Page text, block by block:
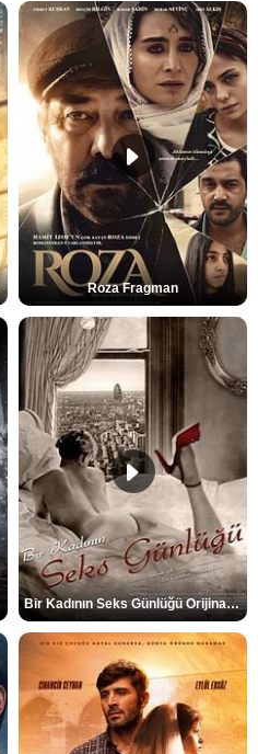
Roza Fragman
Bir Kadının Seks Günlüğü Orijinal Fragman